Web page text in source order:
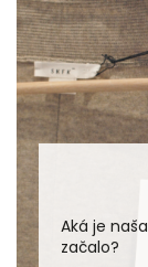
Aká je
začalo?